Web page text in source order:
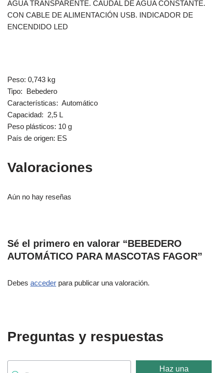
AGUA TRANSPARENTE. CAUDAL DE AGUA CONSTANTE.
CON CABLE DE ALIMENTACIÓN USB. INDICADOR DE
ENCENDIDO LED
Peso: 0,743 kg
Tipo: Bebedero
Características: Automático
Capacidad: 2,5 L
Peso plásticos: 10 g
País de origen: ES
Valoraciones
Aún no hay reseñas
Sé el primero en valorar “BEBEDERO
AUTOMÁTICO PARA MASCOTAS FAGOR”
Debes acceder para publicar una valoración.
Preguntas y respuestas
Haz una